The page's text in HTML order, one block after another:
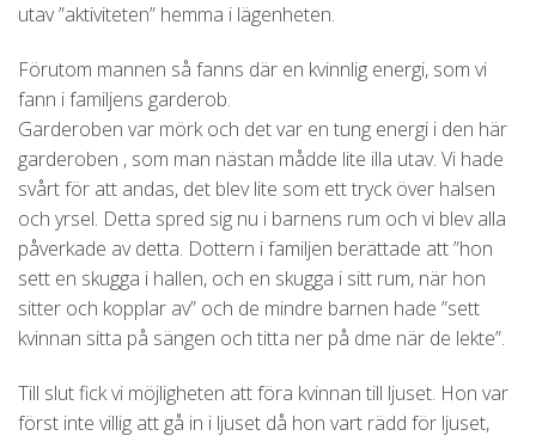
utav ”aktiviteten” hemma i lägenheten.
Förutom mannen så fanns där en kvinnlig energi, som vi
fann i familjens garderob.
Garderoben var mörk och det var en tung energi i den här
garderoben , som man nästan mådde lite illa utav. Vi hade
svårt för att andas, det blev lite som ett tryck över halsen
och yrsel. Detta spred sig nu i barnens rum och vi blev alla
påverkade av detta. Dottern i familjen berättade att ”hon
sett en skugga i hallen, och en skugga i sitt rum, när hon
sitter och kopplar av” och de mindre barnen hade ”sett
kvinnan sitta på sängen och titta ner på dme när de lekte”.
Till slut fick vi möjligheten att föra kvinnan till ljuset. Hon var
först inte villig att gå in i ljuset då hon vart rädd för ljuset,